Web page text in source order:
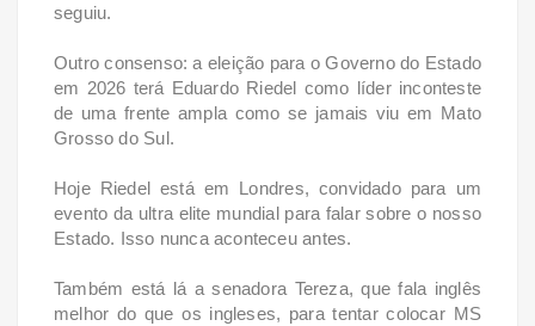
seguiu.
Outro consenso: a eleição para o Governo do Estado
em 2026 terá Eduardo Riedel como líder inconteste
de uma frente ampla como se jamais viu em Mato
Grosso do Sul.
Hoje Riedel está em Londres, convidado para um
evento da ultra elite mundial para falar sobre o nosso
Estado. Isso nunca aconteceu antes.
Também está lá a senadora Tereza, que fala inglês
melhor do que os ingleses, para tentar colocar MS